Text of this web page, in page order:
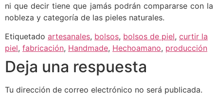
ni que decir tiene que jamás podrán compararse con la
nobleza y categoría de las pieles naturales.
Etiquetado artesanales, bolsos, bolsos de piel, curtir la
piel, fabricación, Handmade, Hechoamano, producción
Deja una respuesta
Tu dirección de correo electrónico no será publicada.